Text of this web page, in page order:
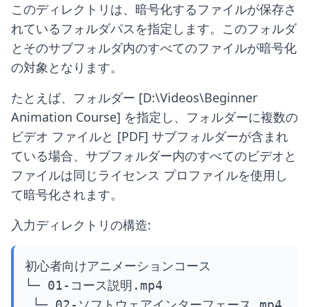
このディレクトリは、暗号化するファイルが保存さ
れているフォルダパスを指定します。このフォルダ
とそのサブフォルダ内のすべてのファイルが暗号化
の対象となります。
たとえば、フォルダー [D:\Videos\Beginner
Animation Course] を指定し、フォルダーに複数の
ビデオ ファイルと [PDF] サブフォルダーが含まれ
ている場合、サブフォルダー内のすべてのビデオと
ファイルは同じライセンス プロファイルを使用し
て暗号化されます。
入力ディレクトリの構造:
初心者向けアニメーションコース
└─ 01-コース説明.mp4